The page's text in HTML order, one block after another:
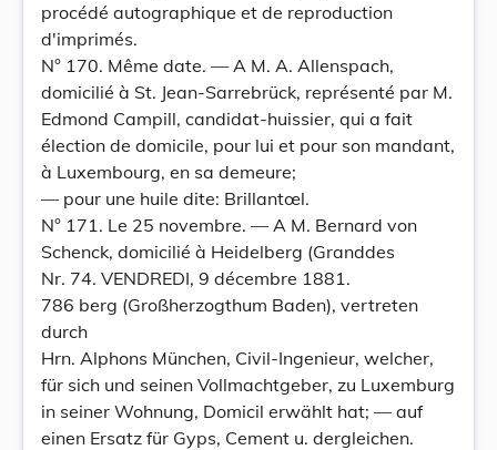
procédé autographique et de reproduction
d'imprimés.
N° 170. Même date. — A M. A. Allenspach,
domicilié à St. Jean-Sarrebrück, représenté par M.
Edmond Campill, candidat-huissier, qui a fait
élection de domicile, pour lui et pour son mandant,
à Luxembourg, en sa demeure;
— pour une huile dite: Brillantœl.
N° 171. Le 25 novembre. — A M. Bernard von
Schenck, domicilié à Heidelberg (Granddes
Nr. 74. VENDREDI, 9 décembre 1881.
786 berg (Großherzogthum Baden), vertreten
durch
Hrn. Alphons München, Civil-Ingenieur, welcher,
für sich und seinen Vollmachtgeber, zu Luxemburg
in seiner Wohnung, Domicil erwählt hat; — auf
einen Ersatz für Gyps, Cement u. dergleichen.